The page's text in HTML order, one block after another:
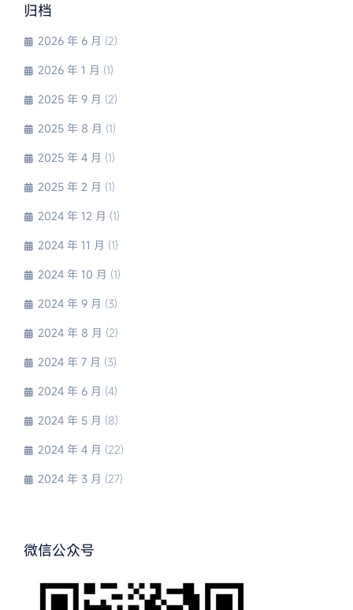
归档
2026 年 6 月 (2)
2026 年 1 月 (1)
2025 年 9 月 (2)
2025 年 8 月 (1)
2025 年 4 月 (1)
2025 年 2 月 (1)
2024 年 12 月 (1)
2024 年 11 月 (1)
2024 年 10 月 (1)
2024 年 9 月 (3)
2024 年 8 月 (2)
2024 年 7 月 (3)
2024 年 6 月 (4)
2024 年 5 月 (8)
2024 年 4 月 (22)
2024 年 3 月 (27)
微信公众号